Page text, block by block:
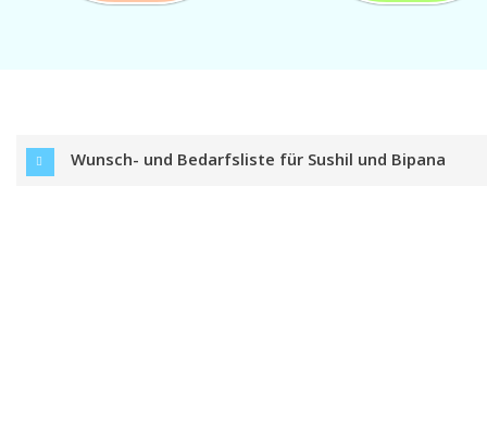
Wunsch- und Bedarfsliste für Sushil und Bipana